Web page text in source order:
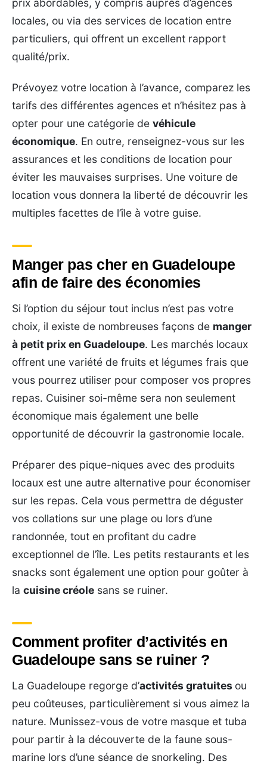
locales, ou via des services de location entre
particuliers, qui offrent un excellent rapport
qualité/prix.
Prévoyez votre location à l’avance, comparez les
tarifs des différentes agences et n’hésitez pas à
opter pour une catégorie de véhicule
économique. En outre, renseignez-vous sur les
assurances et les conditions de location pour
éviter les mauvaises surprises. Une voiture de
location vous donnera la liberté de découvrir les
multiples facettes de l’île à votre guise.
Manger pas cher en Guadeloupe
afin de faire des économies
Si l’option du séjour tout inclus n’est pas votre
choix, il existe de nombreuses façons de manger
à petit prix en Guadeloupe. Les marchés locaux
offrent une variété de fruits et légumes frais que
vous pourrez utiliser pour composer vos propres
repas. Cuisiner soi-même sera non seulement
économique mais également une belle
opportunité de découvrir la gastronomie locale.
Préparer des pique-niques avec des produits
locaux est une autre alternative pour économiser
sur les repas. Cela vous permettra de déguster
vos collations sur une plage ou lors d’une
randonnée, tout en profitant du cadre
exceptionnel de l’île. Les petits restaurants et les
snacks sont également une option pour goûter à
la cuisine créole sans se ruiner.
Comment profiter d’activités en
Guadeloupe sans se ruiner ?
La Guadeloupe regorge d’activités gratuites ou
peu coûteuses, particulièrement si vous aimez la
nature. Munissez-vous de votre masque et tuba
pour partir à la découverte de la faune sous-
marine lors d’une séance de snorkeling. Des